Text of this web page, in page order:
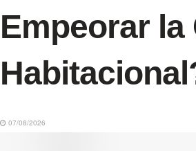
Empeorar la
07/08/2026